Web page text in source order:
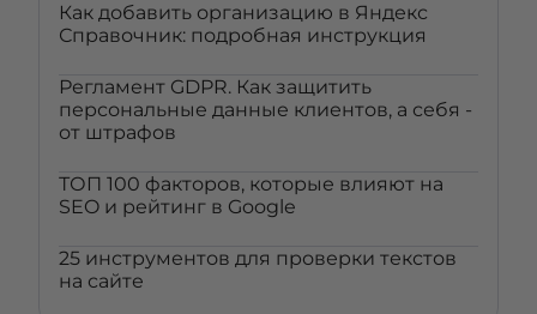
Как добавить организацию в Яндекс
Справочник: подробная инструкция
Регламент GDPR. Как защитить
персональные данные клиентов, а себя -
от штрафов
ТОП 100 факторов, которые влияют на
SEO и рейтинг в Google
25 инструментов для проверки текстов
на сайте